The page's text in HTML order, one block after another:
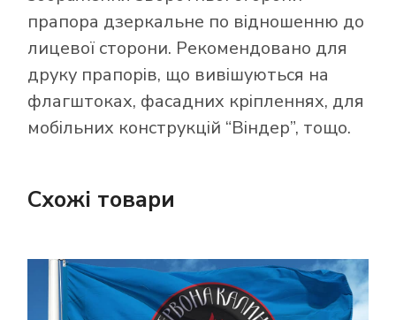
прапора дзеркальне по відношенню до
лицевої сторони. Рекомендовано для
друку прапорів, що вивішуються на
флагштоках, фасадних кріпленнях, для
мобільних конструкцій “Віндер”, тощо.
Схожі товари